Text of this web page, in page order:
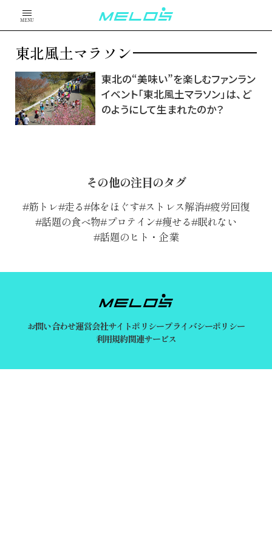
MENU
東北風土マラソン
東北の“美味い”を楽しむファンラン
イベント「東北風土マラソン」は、ど
のようにして生まれたのか？
その他の注目のタグ
筋トレ 走る 体をほぐす ストレス解消 疲労回復
話題の食べ物 プロテイン 痩せる 眠れない
話題のヒト・企業
お問い合わせ運営会社サイトポリシープライバシーポリシー
利用規約関連サービス